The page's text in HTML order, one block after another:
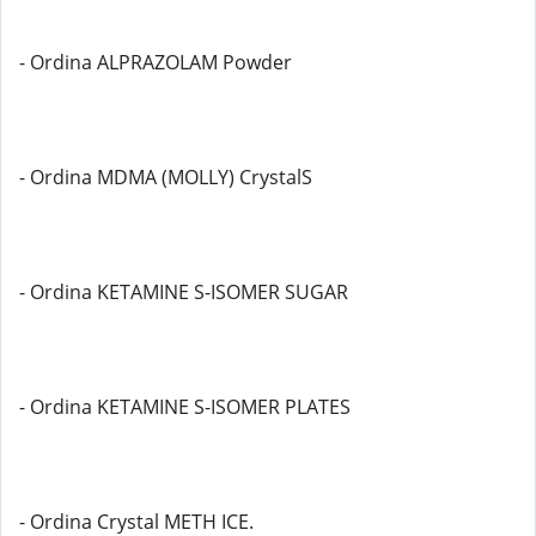
- Ordina ALPRAZOLAM Powder
- Ordina MDMA (MOLLY) CrystalS
- Ordina KETAMINE S-ISOMER SUGAR
- Ordina KETAMINE S-ISOMER PLATES
- Ordina Crystal METH ICE.